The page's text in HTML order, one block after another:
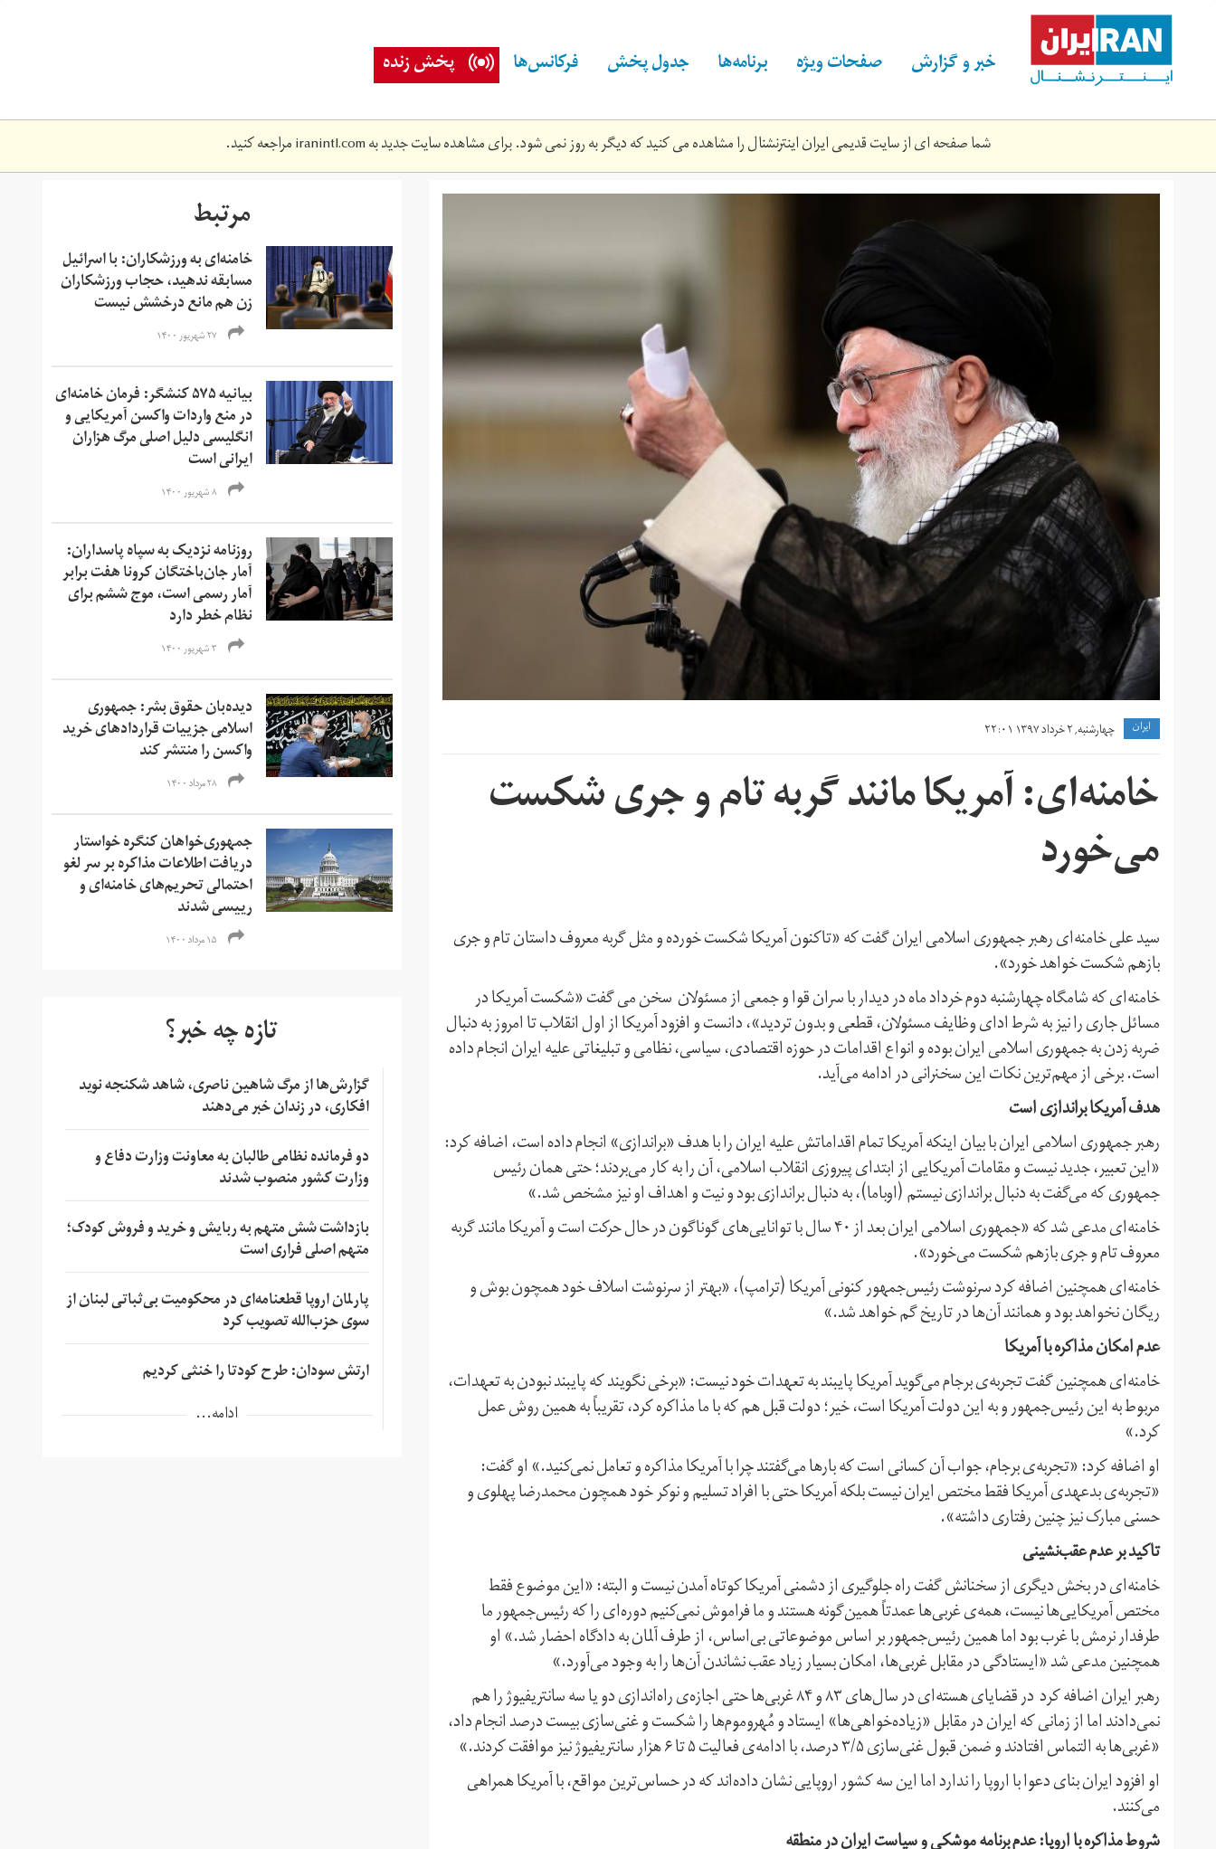
content خبر و گزارش صفحات ویژه برنامه‌ها جدول پخش فرکانس‌ها پخش زنده
شما صفحه ای از سایت قدیمی ایران اینترنشنال را مشاهده می کنید که دیگر به روز نمی شود. برای مشاهده سایت جدید بهiranintl.comمراجعه کنید.
13970302_4039651.jpg
ايران چهارشنبه, ۲ خرداد ۱۳۹۷ ۲۲:۰۱
خامنه‌ای: آمریکا مانند گربه تام و جری شکست
می‌خورد
سید علی خامنه‌ای رهبر جمهوری اسلامی ایران گفت که «تاکنون آمریکا شکست خورده و مثل گربه معروف داستان تام و جری
بازهم شکست خواهد خورد».
خامنه‌ای که شامگاه چهارشنبه دوم خرداد ماه در دیدار با سران قوا و جمعی از مسئولان سخن می گفت «شکست آمریکا در
مسائل جاری را نیز به شرط ادای وظایف مسئولان، قطعی و بدون تردید»، دانست و افزود آمریکا از اول انقلاب تا امروز به دنبال
ضربه زدن به جمهوری اسلامی ایران بوده و انواع اقدامات در حوزه اقتصادی، سیاسی، نظامی و تبلیغاتی علیه ایران انجام داده
است. برخی از مهم‌ترین نکات این سخنرانی در ادامه می‌آید.
هدف آمریکا براندازی است
رهبر جمهوری اسلامی ایران با بیان اینکه آمریکا تمام اقداماتش علیه ایران را با هدف «براندازی» انجام داده است، اضافه کرد:
«این تعبیر، جدید نیست و مقامات آمریکایی از ابتدای پیروزی انقلاب اسلامی، آن را به کار می‌بردند؛ حتی همان رئیس
جمهوری که می‌گفت به دنبال براندازی نیستم (اوباما)، به دنبال براندازی بود و نیت و اهداف او نیز مشخص شد.»
خامنه‌ای مدعی شد که «جمهوری اسلامی ایران بعد از ۴۰ سال با توانایی‌های گوناگون در حال حرکت است و آمریکا مانند گربه
معروف تام و جری بازهم شکست می‌خورد».
خامنه‌ای همچنین اضافه کرد سرنوشت رئیس‌جمهور کنونی آمریکا (ترامپ)، «بهتر از سرنوشت اسلاف خود همچون بوش و
ریگان نخواهد بود و همانند آن‌ها در تاریخ گم خواهد شد.»
عدم امکان مذاکره با آمریکا
خامنه‌ای همچنین گفت تجربه‌ی برجام می‌گوید آمریکا پایبند به تعهدات خود نیست: «برخی نگویند که پایبند نبودن به تعهدات،
مربوط به این رئیس‌جمهور و به این دولت آمریکا است، خیر؛ دولت قبل هم که با ما مذاکره کرد، تقریباً به همین روش عمل
کرد.»
او اضافه کرد: «تجربه‌ی برجام، جواب آن کسانی است که بارها می‌گفتند چرا با آمریکا مذاکره و تعامل نمی‌کنید.» او گفت:
«تجربه‌ی بدعهدی آمریکا فقط مختص ایران نیست بلکه آمریکا حتی با افراد تسلیم و نوکر خود همچون محمدرضا پهلوی و
حسنی مبارک نیز چنین رفتاری داشته».
تاکید بر عدم عقب‌نشینی
خامنه‌ای در بخش دیگری از سخنانش گفت راه جلوگیری از دشمنی آمریکا کوتاه آمدن نیست و البته: «این موضوع فقط
مختص آمریکایی‌ها نیست، همه‌ی غربی‌ها عمدتاً همین‌گونه هستند و ما فراموش نمی‌کنیم دوره‌ای را که رئیس‌جمهور ما
طرفدار نرمش با غرب بود اما همین رئیس‌جمهور بر اساس موضوعاتی بی‌اساس، از طرف آلمان به دادگاه احضار شد.» او
همچنین مدعی شد «ایستادگی در مقابل غربی‌ها، امکان بسیار زیاد عقب نشاندن آن‌ها را به وجود می‌آورد.»
رهبر ایران اضافه کرد در قضایای هسته‌ای در سال‌های ۸۳ و ۸۴ غربی‌ها حتی اجازه‌ی راه‌اندازی دو یا سه سانتریفیوژ را هم
نمی‌دادند اما از زمانی که ایران در مقابل «زیاده‌خواهی‌ها» ایستاد و مُهروموم‌ها را شکست و غنی‌سازی بیست درصد انجام داد،
«غربی‌ها به التماس افتادند و ضمن قبول غنی‌سازی ۳/۵ درصد، با ادامه‌ی فعالیت ۵ تا ۶ هزار سانتریفیوژ نیز موافقت کردند.»
او افزود ایران بنای دعوا با اروپا را ندارد اما این سه کشور اروپایی نشان داده‌اند که در حساس‌ترین مواقع، با آمریکا همراهی
می‌کنند.
مرتبط
خامنه‌ای به ورزشکاران: با اسرائیل
مسابقه ندهید، حجاب ورزشکاران
زن هم مانع درخشش نیست
۲۷ شهریور ۱۴۰۰
بیانیه ۵۷۵ کنشگر: فرمان خامنه‌ای
در منع واردات واکسن‌ آمریکایی و
انگلیسی دلیل اصلی مرگ هزاران
ایرانی است
۸ شهریور ۱۴۰۰
روزنامه نزدیک به سپاه پاسداران:
آمار جان‌باختگان کرونا هفت برابر
آمار رسمی است، موج ششم برای
نظام خطر دارد
۳ شهریور ۱۴۰۰
دیده‌بان حقوق بشر: جمهوری
اسلامی جزییات قراردادهای خرید
واکسن را منتشر کند
۲۸ مرداد ۱۴۰۰
جمهوری‌خواهان کنگره خواستار
دریافت اطلاعات مذاکره بر سر لغو
احتمالی تحریم‌های خامنه‌ای و
رییسی شدند
۱۵ مرداد ۱۴۰۰
تازه چه خبر؟
گزارش‌ها از مرگ شاهین ناصری، شاهد شکنجه نوید
افکاری، در زندان خبر می‌دهند
دو فرمانده نظامی طالبان به معاونت وزارت دفاع و
وزارت کشور منصوب شدند
بازداشت شش متهم به ربایش و خرید و فروش کودک؛
متهم اصلی فراری است
پارلمان اروپا قطعنامه‌ای در محکومیت بی‌ثباتی لبنان از
سوی حزب‌الله تصویب کرد
ارتش سودان: طرح کودتا را خنثی کردیم
ادامه...